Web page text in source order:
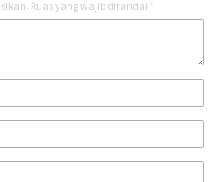
Ruas yang wajib ditandai *